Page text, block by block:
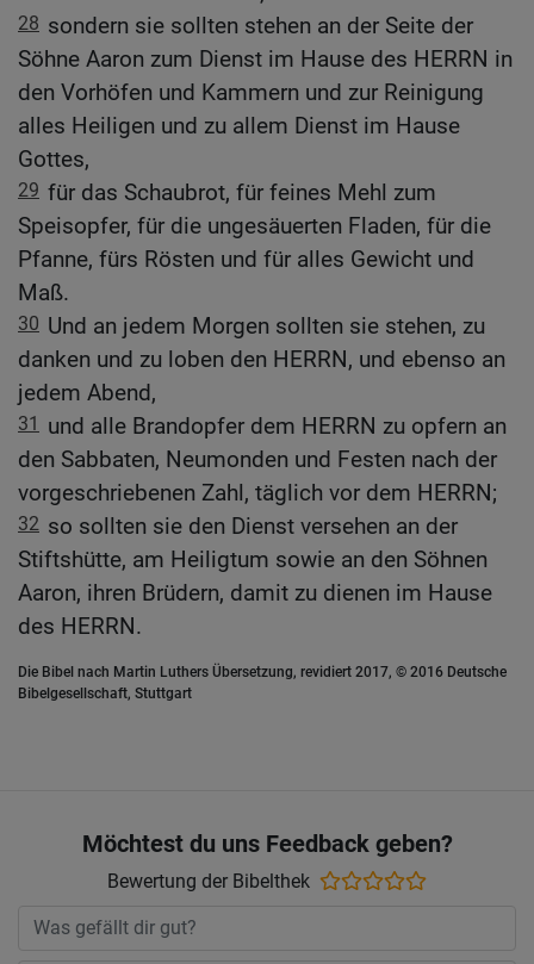
28 sondern sie sollten stehen an der Seite der
Söhne Aaron zum Dienst im Hause des HERRN in
den Vorhöfen und Kammern und zur Reinigung
alles Heiligen und zu allem Dienst im Hause
Gottes,
29 für das Schaubrot, für feines Mehl zum
Speisopfer, für die ungesäuerten Fladen, für die
Pfanne, fürs Rösten und für alles Gewicht und
Maß.
30 Und an jedem Morgen sollten sie stehen, zu
danken und zu loben den HERRN, und ebenso an
jedem Abend,
31
und alle Brandopfer dem HERRN zu opfern an
den Sabbaten, Neumonden und Festen nach der
vorgeschriebenen Zahl, täglich vor dem HERRN;
32 so sollten sie den Dienst versehen an der
Stiftshütte, am Heiligtum sowie an den Söhnen
Aaron, ihren Brüdern, damit zu dienen im Hause
des HERRN.
Die Bibel nach Martin Luthers Übersetzung, revidiert 2017, © 2016 Deutsche
Bibelgesellschaft, Stuttgart
Möchtest du uns Feedback geben?
Bewertung der Bibelthek